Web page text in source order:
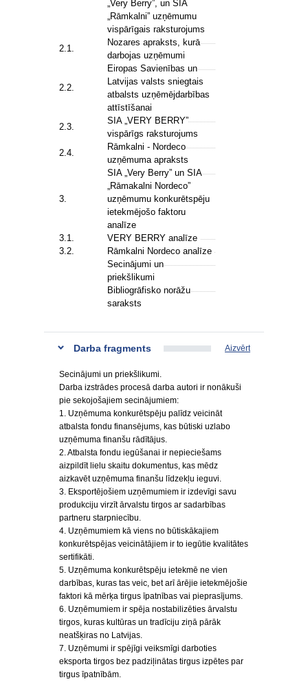
„Very Berry”, un SIA
„Rāmkalni” uzņēmumu
vispārīgais raksturojums
2.1.
Nozares apraksts, kurā
darbojas uzņēmumi
2.2.
Eiropas Savienības un
Latvijas valsts sniegtais
atbalsts uzņēmējdarbības
attīstīšanai
2.3.
SIA „VERY BERRY”
vispārīgs raksturojums
2.4.
Rāmkalni - Nordeco
uzņēmuma apraksts
3.
SIA „Very Berry” un SIA
„Rāmakalni Nordeco”
uzņēmumu konkurētspēju
ietekmējošo faktoru
analīze
3.1.
VERY BERRY analīze
3.2.
Rāmkalni Nordeco analīze
Secinājumi un
priekšlikumi
Bibliogrāfisko norāžu
saraksts
Darba fragments Aizvērt
Secinājumi un priekšlikumi.
Darba izstrādes procesā darba autori ir nonākuši
pie sekojošajiem secinājumiem:
1. Uzņēmuma konkurētspēju palīdz veicināt
atbalsta fondu finansējums, kas būtiski uzlabo
uzņēmuma finanšu rādītājus.
2. Atbalsta fondu iegūšanai ir nepieciešams
aizpildīt lielu skaitu dokumentus, kas mēdz
aizkavēt uzņēmuma finanšu līdzekļu ieguvi.
3. Eksportējošiem uzņēmumiem ir izdevīgi savu
produkciju virzīt ārvalstu tirgos ar sadarbības
partneru starpniecību.
4. Uzņēmumiem kā viens no būtiskākajiem
konkurētspējas veicinātājiem ir to iegūtie kvalitātes
sertifikāti.
5. Uzņēmuma konkurētspēju ietekmē ne vien
darbības, kuras tas veic, bet arī ārējie ietekmējošie
faktori kā mērķa tirgus īpatnības vai pieprasījums.
6. Uzņēmumiem ir spēja nostabilizēties ārvalstu
tirgos, kuras kultūras un tradīciju ziņā pārāk
neatšķiras no Latvijas.
7. Uzņēmumi ir spējīgi veiksmīgi darboties
eksporta tirgos bez padziļinātas tirgus izpētes par
tirgus īpatnībām.